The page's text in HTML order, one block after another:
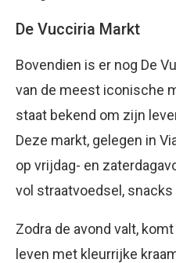
De Vucciria Markt
Bovendien is er nog De
van de meest iconische
staat bekend om zijn
Deze markt, gelegen in
op vrijdag- en
vol straatvoedsel,
Zodra de avond valt,
leven met kleurrijke